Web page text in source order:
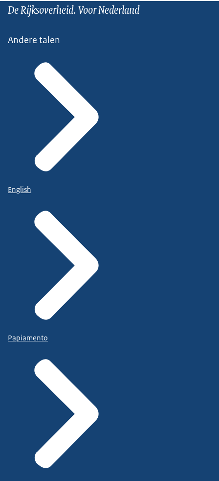
De Rijksoverheid. Voor Nederland
Andere talen
English
Papiamento